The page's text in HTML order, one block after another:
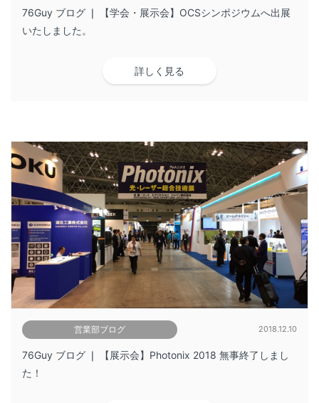
76Guy ブログ ❘ 【学会・展示会】OCSシンポジウムへ出展
いたしました。
詳しく見る
営業部ブログ 2018.12.10
76Guy ブログ ❘ 【展示会】Photonix 2018 無事終了しまし
た！